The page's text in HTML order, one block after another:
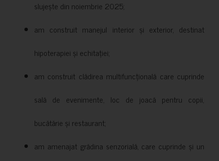
slujește din noiembrie 2025;
am construit manejul interior și exterior, destinat
hipoterapiei și echitației;
am construit clădirea multifuncțională care cuprinde
sală de evenimente, loc de joacă pentru copii,
bucătărie și restaurant;
am amenajat grădina senzorială, care cuprinde și un